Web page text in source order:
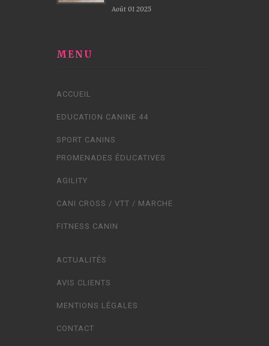
Août 01 2025
MENU
ACCUEIL
EDUCATION CANINE 44
SPORT CANINS
PROMENADES ÉDUCATIVES
AGILITY
CANI CROSS / VTT / MARCHE
FITNESS CANIN
ACTUALITÉS
AVIS CLIENTS
MENTIONS LÉGALES
CONTACT